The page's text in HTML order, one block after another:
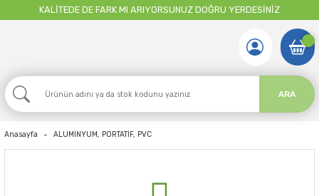
KALİTEDE DE FARK MI ARIYORSUNUZ DOĞRU YERDESİNİZ
ARA
Anasayfa ALUMİNYUM, PORTATİF, PVC